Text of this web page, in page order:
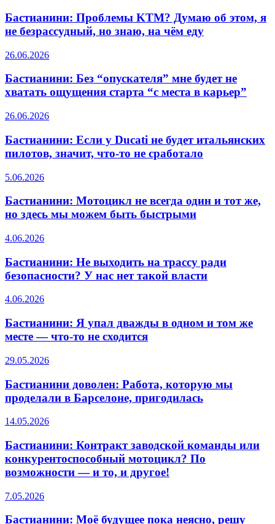
Бастианини: Проблемы KTM? Думаю об этом, я
не безрассудный, но знаю, на чём еду
26.06.2026
Бастианини: Без “опускателя” мне будет не
хватать ощущения старта “с места в карьер”
26.06.2026
Бастианини: Если у Ducati не будет итальянских
пилотов, значит, что-то не сработало
5.06.2026
Бастианини: Мотоцикл не всегда один и тот же,
но здесь мы можем быть быстрыми
4.06.2026
Бастианини: Не выходить на трассу ради
безопасности? У нас нет такой власти
4.06.2026
Бастианини: Я упал дважды в одном и том же
месте — что-то не сходится
29.05.2026
Бастианини доволен: Работа, которую мы
проделали в Барселоне, пригодилась
14.05.2026
Бастианини: Контракт заводской команды или
конкурентоспособный мотоцикл? По
возможности — и то, и другое!
7.05.2026
Бастианини: Моё будущее пока неясно, решу